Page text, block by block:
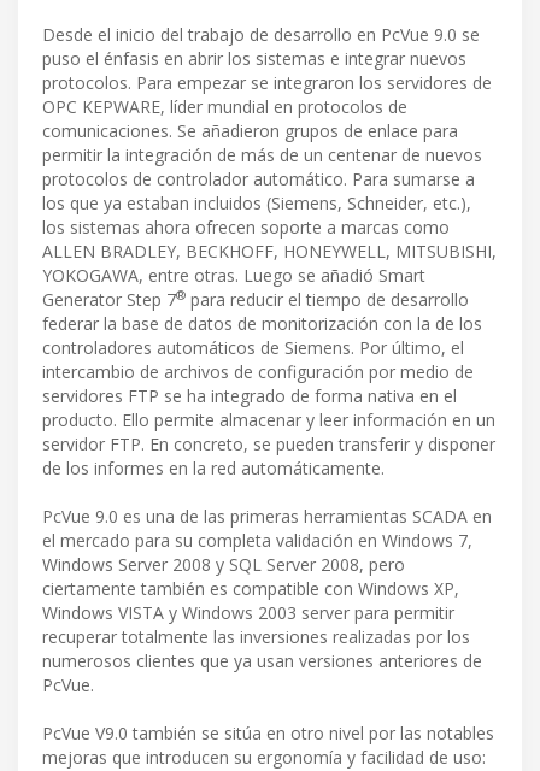
Desde el inicio del trabajo de desarrollo en PcVue 9.0 se
puso el énfasis en abrir los sistemas e integrar nuevos
protocolos. Para empezar se integraron los servidores de
OPC KEPWARE, líder mundial en protocolos de
comunicaciones. Se añadieron grupos de enlace para
permitir la integración de más de un centenar de nuevos
protocolos de controlador automático. Para sumarse a
los que ya estaban incluidos (Siemens, Schneider, etc.),
los sistemas ahora ofrecen soporte a marcas como
ALLEN BRADLEY, BECKHOFF, HONEYWELL, MITSUBISHI,
YOKOGAWA, entre otras. Luego se añadió Smart
Generator Step 7® para reducir el tiempo de desarrollo
federar la base de datos de monitorización con la de los
controladores automáticos de Siemens. Por último, el
intercambio de archivos de configuración por medio de
servidores FTP se ha integrado de forma nativa en el
producto. Ello permite almacenar y leer información en un
servidor FTP. En concreto, se pueden transferir y disponer
de los informes en la red automáticamente.
PcVue 9.0 es una de las primeras herramientas SCADA en
el mercado para su completa validación en Windows 7,
Windows Server 2008 y SQL Server 2008, pero
ciertamente también es compatible con Windows XP,
Windows VISTA y Windows 2003 server para permitir
recuperar totalmente las inversiones realizadas por los
numerosos clientes que ya usan versiones anteriores de
PcVue.
PcVue V9.0 también se sitúa en otro nivel por las notables
mejoras que introducen su ergonomía y facilidad de uso: